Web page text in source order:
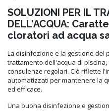
SOLUZIONI PER IL
DELL'ACQUA:
cloratori ad acqua
La disinfezione e la gestione del
trattamento dell'acqua di
consulenze regolari. Ciò riflette
automatizzati per mantenere la
ed efficace.
Una buona disinfezione e